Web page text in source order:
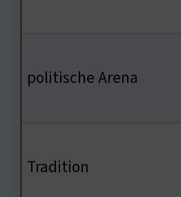
politische Arena
Tradition